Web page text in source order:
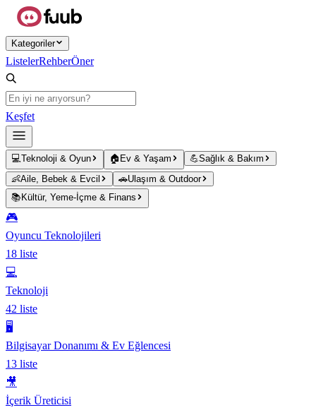
Ana içeriğe atla
Kategoriler
ListelerRehberÖner
Keşfet
💻Teknoloji & Oyun 🏠 Ev & Yaşam 💪Sağlık & Bakım
👶Aile, Bebek & Evcil 🚗Ulaşım & Outdoor
📚 Kültür, Yeme-İçme & Finans
🎮
Oyuncu Teknolojileri
18 liste
💻
Teknoloji
42 liste
🖥️
Bilgisayar Donanımı & Ev Eğlencesi
13 liste
🎥
İçerik Üreticisi